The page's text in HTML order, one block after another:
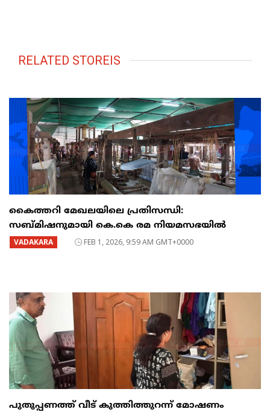
RELATED STOREIS
​കൈത്തറി മേഖലയിലെ പ്രതിസന്ധി:
സബ്മിഷനുമായി കെ.കെ രമ നിയമസഭയിൽ
VADAKARA FEB 1, 2026, 9:59 AM GMT+0000
പുതുപ്പണത്ത് വീട് കുത്തിത്തുറന്ന് മോഷണം